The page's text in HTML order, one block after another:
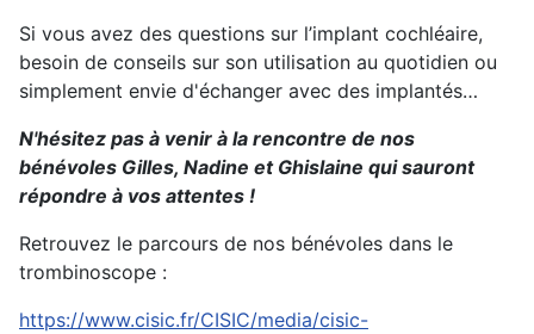
Si vous avez des questions sur l’implant cochléaire,
besoin de conseils sur son utilisation au quotidien ou
simplement envie d'échanger avec des implantés…
N'hésitez pas à venir à la rencontre de nos
bénévoles Gilles, Nadine et Ghislaine qui sauront
répondre à vos attentes !
Retrouvez le parcours de nos bénévoles dans le
trombinoscope :
https://www.cisic.fr/CISIC/media/cisic-